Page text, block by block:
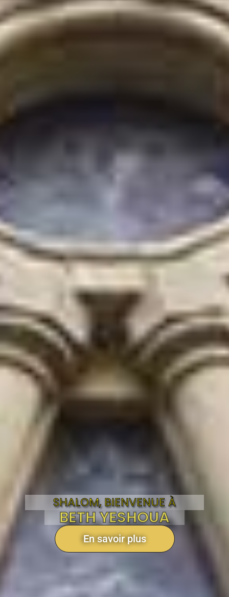
SHALOM, BIENVENUE À
BETH YESHOUA
En savoir plus